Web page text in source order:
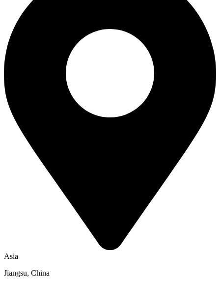
Asia
Jiangsu, China